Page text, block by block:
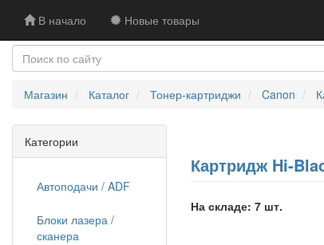
В начало Новые товары
Магазин Каталог Тонер-картриджи Canon
Картридж Hi-
На складе: 7 шт.
Категории
Автоподачи / ADF
Блоки лазера /
сканера